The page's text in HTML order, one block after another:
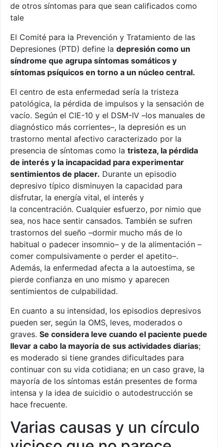
de otros síntomas para que sean calificados como
tale
El Comité para la Prevención y Tratamiento de las
Depresiones (PTD) define la depresión como un
síndrome que agrupa síntomas somáticos y
síntomas psíquicos en torno a un núcleo central.
El centro de esta enfermedad sería la tristeza
patológica, la pérdida de impulsos y la sensación de
vacío. Según el CIE-10 y el DSM-IV –los manuales de
diagnóstico más corrientes–, la depresión es un
trastorno mental afectivo caracterizado por la
presencia de síntomas como la tristeza, la pérdida
de interés y la incapacidad para experimentar
sentimientos de placer. Durante un episodio
depresivo típico disminuyen la capacidad para
disfrutar, la energía vital, el interés y
la concentración. Cualquier esfuerzo, por nimio que
sea, nos hace sentir cansados. También se sufren
trastornos del sueño –dormir mucho más de lo
habitual o padecer insomnio– y de la alimentación –
comer compulsivamente o perder el apetito–.
Además, la enfermedad afecta a la autoestima, se
pierde confianza en uno mismo y aparecen
sentimientos de culpabilidad.
En cuanto a su intensidad, los episodios depresivos
pueden ser, según la OMS, leves, moderados o
graves. Se considera leve cuando el paciente puede
llevar a cabo la mayoría de sus actividades diarias;
es moderado si tiene grandes dificultades para
continuar con su vida cotidiana; en un caso grave, la
mayoría de los síntomas están presentes de forma
intensa y la idea de suicidio o autodestrucción se
hace frecuente.
Varias causas y un círculo